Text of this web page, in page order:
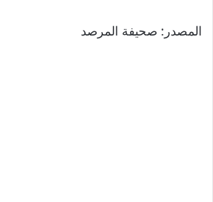
المصدر: صحيفة المرصد